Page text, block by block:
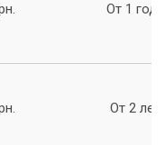
памяти в BIOS
другим
В
оперативной памяти
нормальную
От 1 года
От 2 лет